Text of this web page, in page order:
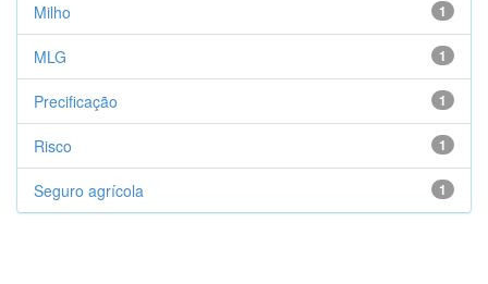
1
Milho
1
MLG
1
Precificação
1
Risco
1
Seguro agrícola